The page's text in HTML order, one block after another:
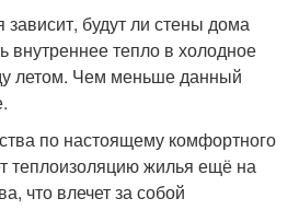
зависит, будут ли стены дома
внутреннее тепло в холодное
летом. Чем меньше данный
по настоящему комфортного
теплоизоляцию жилья ещё на
что влечет за собой